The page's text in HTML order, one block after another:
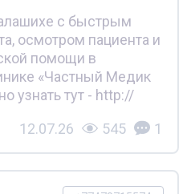
с быстрым
осмотром пациента и
помощи в
«Частный Медик
узнать тут - http://
12.07.26 545 1